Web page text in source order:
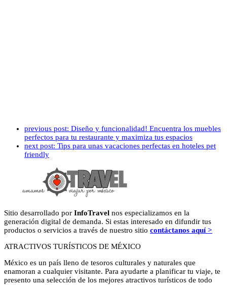
previous post: Diseño y funcionalidad! Encuentra los muebles
perfectos para tu restaurante y maximiza tus espacios
next post: Tips para unas vacaciones perfectas en hoteles pet
friendly
Sitio desarrollado por InfoTravel nos especializamos en la
generación digital de demanda. Si estas interesado en difundir tus
productos o servicios a través de nuestro sitio contáctanos aquí >
ATRACTIVOS TURÍSTICOS DE MÉXICO
México es un país lleno de tesoros culturales y naturales que
enamoran a cualquier visitante. Para ayudarte a planificar tu viaje, te
presento una selección de los mejores atractivos turísticos de todo